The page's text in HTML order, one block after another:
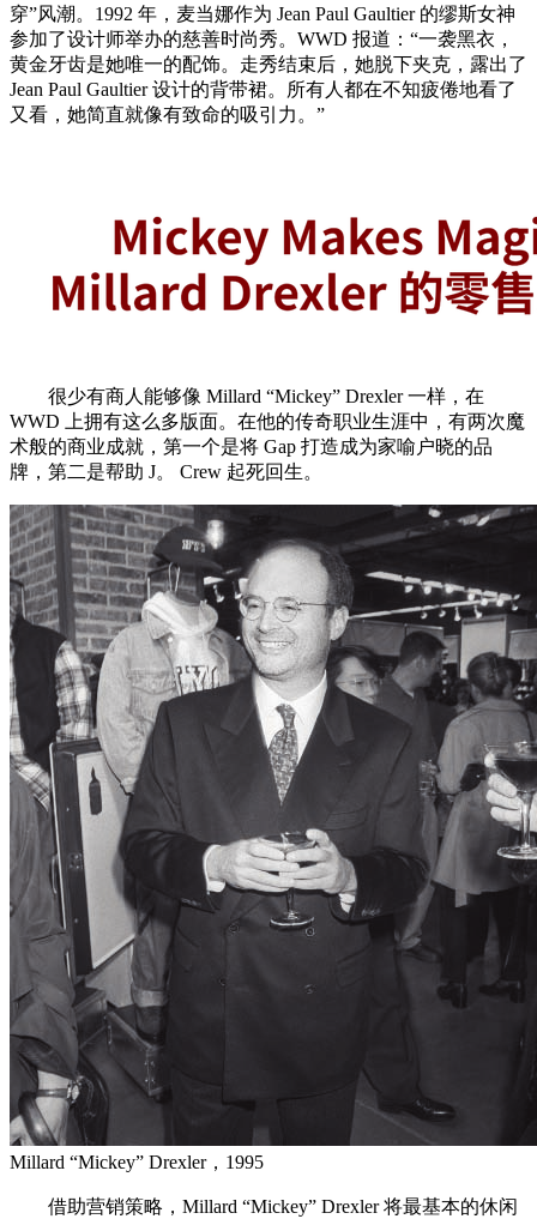
穿”风潮。1992 年，麦当娜作为 Jean Paul Gaultier 的缪斯女神
参加了设计师举办的慈善时尚秀。WWD 报道：“一袭黑衣，
黄金牙齿是她唯一的配饰。走秀结束后，她脱下夹克，露出了
Jean Paul Gaultier 设计的背带裙。所有人都在不知疲倦地看了
又看，她简直就像有致命的吸引力。”
很少有商人能够像 Millard “Mickey” Drexler 一样，在
WWD 上拥有这么多版面。在他的传奇职业生涯中，有两次魔
术般的商业成就，第一个是将 Gap 打造成为家喻户晓的品
牌，第二是帮助 J。 Crew 起死回生。
Millard “Mickey” Drexler，1995
借助营销策略，Millard “Mickey” Drexler 将最基本的休闲